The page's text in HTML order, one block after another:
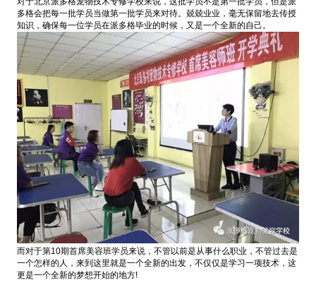
多格会把每一批学员当做第一批学员来对待。兢兢业业，毫无保留地去传授
知识，确保每一位学员在派多格毕业的时候，又是一个全新的自己。
而对于第10期首席美容班学员来说，不管以前是从事什么职业，不管过去是
一个怎样的人，来到这里就是一个全新的出发，不仅仅是学习一项技术，这
更是一个全新的梦想开始的地方!